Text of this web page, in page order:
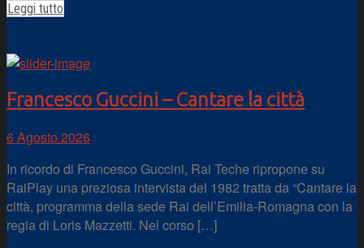
Leggi tutto
Francesco Guccini – Cantare la città
6 Agosto 2026
In ricordo di Francesco Guccini, Rai Teche ripropone su
RaiPlay una preziosa intervista del 1982 tratta da “Cantare la
città, programma della sede Rai dell’Emilia-Romagna con la
regia di Loris Mazzetti. Nel corso […]